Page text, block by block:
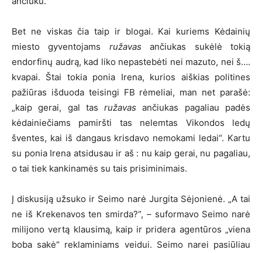
Bet ne viskas čia taip ir blogai. Kai kuriems Kėdainių
miesto gyventojams ružavas ančiukas sukėlė tokią
endorfinų audrą, kad liko nepastebėti nei mazuto, nei š….
kvapai. Štai tokia ponia Irena, kurios aiškias politines
pažiūras išduoda teisingi FB rėmeliai, man net parašė:
„kaip gerai, gal tasružavas ančiukas pagaliau padės
kėdainiečiams pamiršti tas nelemtas Vikondos ledų
šventes, kai iš dangaus krisdavo nemokami ledai“. Kartu
su ponia Irena atsidusau ir aš : nu kaip gerai, nu pagaliau,
o tai tiek kankinamės su tais prisiminimais.
Į diskusiją užsuko ir Seimo narė Jurgita Sėjonienė. „A tai
ne iš Krekenavos ten smirda?“, – suformavo Seimo narė
milijono vertą klausimą, kaip ir pridera agentūros „viena
boba sakė“ reklaminiams veidui. Seimo narei pasiūliau